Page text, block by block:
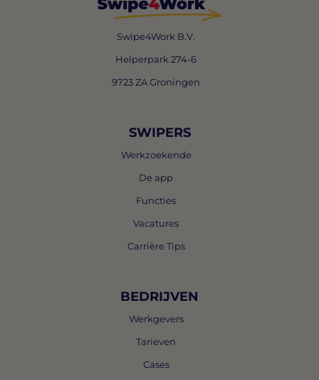
Swipe4Work B.V.
Helperpark 274-6
9723 ZA Groningen
SWIPERS
Werkzoekende
De app
Functies
Vacatures
Carrière Tips
BEDRIJVEN
Werkgevers
Tarieven
Cases